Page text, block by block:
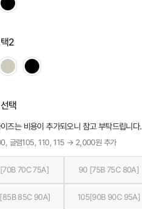
2
택
즈는 비용이 추가되오니 참고 부탁드립니다.
글램105, 110, 115 → 2,000원 추가
70C 75A] 90 [75B 75C 80A]
85C 90A] 105[90B 90C 95A]